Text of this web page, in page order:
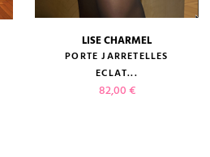
LISE CHARMEL
PORTE JARRETELLES
ECLAT...
Prix
82,00 €